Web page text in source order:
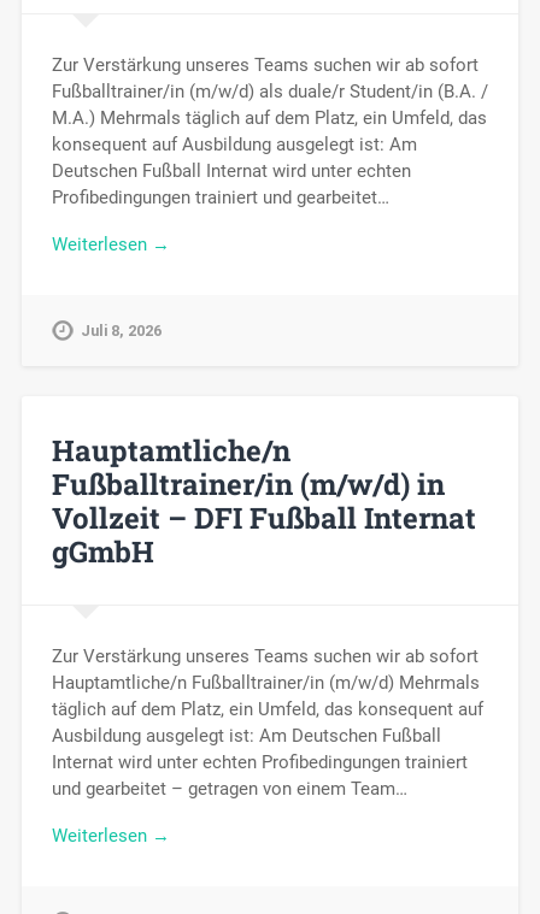
Zur Verstärkung unseres Teams suchen wir ab sofort
Fußballtrainer/in (m/w/d) als duale/r Student/in (B.A. /
M.A.) Mehrmals täglich auf dem Platz, ein Umfeld, das
konsequent auf Ausbildung ausgelegt ist: Am
Deutschen Fußball Internat wird unter echten
Profibedingungen trainiert und gearbeitet…
Weiterlesen →
Juli 8, 2026
Hauptamtliche/n
Fußballtrainer/in (m/w/d) in
Vollzeit – DFI Fußball Internat
gGmbH
Zur Verstärkung unseres Teams suchen wir ab sofort
Hauptamtliche/n Fußballtrainer/in (m/w/d) Mehrmals
täglich auf dem Platz, ein Umfeld, das konsequent auf
Ausbildung ausgelegt ist: Am Deutschen Fußball
Internat wird unter echten Profibedingungen trainiert
und gearbeitet – getragen von einem Team…
Weiterlesen →